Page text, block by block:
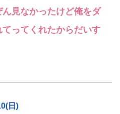
見なかったけど俺をダ
ってくれたからだいす
日)